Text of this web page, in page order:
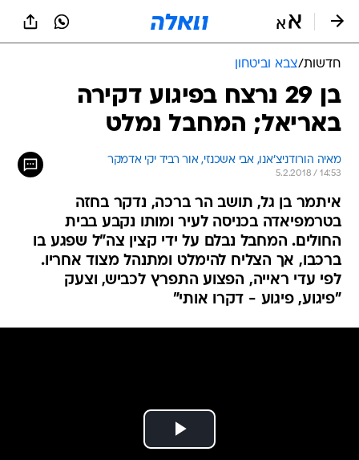
חדשות/צבא וביטחון
בן 29 נרצח בפיגוע דקירה
באריאל; המחבל נמלט
מאיה הורודניצ'אנו, אבי אשכנזי, אור רביד יקי אדמקר
5.2.2018 / 14:53
איתמר בן גל, תושב הר ברכה, נדקר בחזה
בטרמפיאדה בכניסה לעיר ומותו נקבע בבית
החולים. המחבל נבלם על ידי קצין צה"ל שפגע בו
ברכבו, אך הצליח להימלט ומתנהל מצוד אחריו.
לפי עדי ראייה, הפצוע התפרץ לכביש, וצעק
"פיגוע, פיגוע - דקרו אותי"